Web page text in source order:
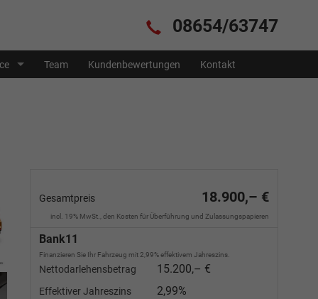
08654/63747
Team Kundenbewertungen Kontakt
Gesamtpreis 18.900,– €
incl. 19% MwSt., den Kosten für Überführung und Zulassungspapieren
Bank11
Finanzieren Sie Ihr Fahrzeug mit 2,99% effektivem Jahreszins.
Nettodarlehensbetrag 15.200,– €
Effektiver Jahreszins 2,99%